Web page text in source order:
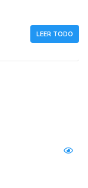
LEER TODO